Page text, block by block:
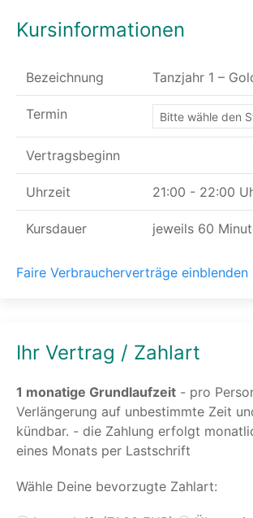
Kursinformationen
Bezeichnung Tanzjahr 1 –
Termin
Vertragsbeginn
Uhrzeit 21:00 - 22:00
Kursdauer jeweils 60
Faire Verbraucherverträge einblenden
Ihr Vertrag / Zahlart
1 monatige Grundlaufzeit - pro
Verlängerung auf unbestimmte Zeit
kündbar. - die Zahlung erfolgt
eines Monats per Lastschrift
Wähle Deine bevorzugte Zahlart: